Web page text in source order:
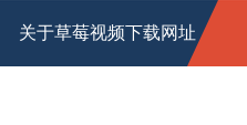
关于草莓视频下载网址